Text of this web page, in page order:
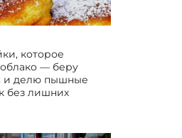
которое
— беру
и делю пышные
без лишних